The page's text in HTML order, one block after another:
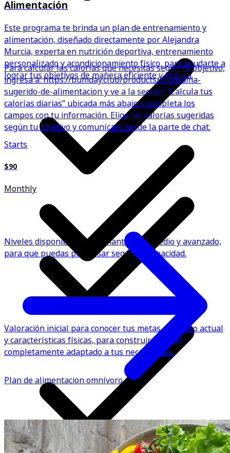
Niveles disponibles: Principiante, intermedio y avanzado,
para que puedas progresar según tu capacidad.
Para calcular las calorías que necesitas según tu objetivo,
ingresa a: https://bumday.club/products/programa-
sugerido-de-alimentacion y ve a la sección “Calcula tus
calorías diarias” ubicada más abajo y completa los
campos con tu información. Elige las calorías sugeridas
según tu objetivo y comunícalo desde la parte de chat.
Plan de alimentacion omnívoro.
Alimentación
Este programa te brinda un plan de entrenamiento y
alimentación, diseñado directamente por Alejandra
Murcia, experta en nutrición deportiva, entrenamiento
personalizado y acondicionamiento físico, para ayudarte a
lograr tus objetivos de manera eficiente y segura.
Valoración inicial para conocer tus metas, contexto actual
y características físicas, para construir un plan
completamente adaptado a tus necesidades.
Starts
$90
Monthly